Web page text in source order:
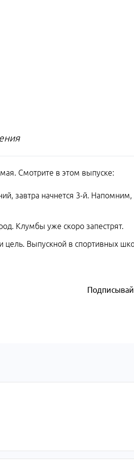
Смотрите в этом выпуске:
завтра начнется 3-й.
Клумбы уже скоро запестрят.
цель. Выпускной в спортивных